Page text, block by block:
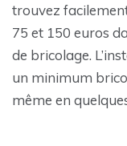
trouvez
75 et 150 euros
de bricolage.
un minimum
même en